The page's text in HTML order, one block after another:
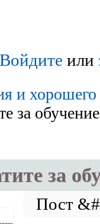
Войдите или
и хорошего
за
за